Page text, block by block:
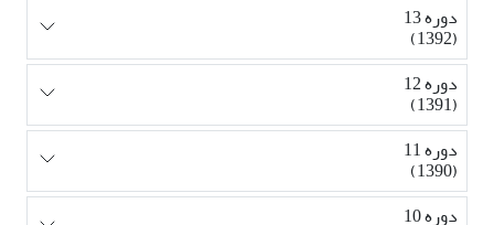
دوره 13
(1392)
دوره 12
(1391)
دوره 11
(1390)
دوره 10